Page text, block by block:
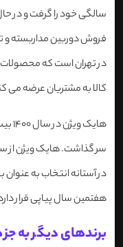
سالگی خود را گرفت و در
فروش دوربین مداربسته و
در تهران است که محصولات
کالا به مشتریان عرضه می
در آستانه انتخاب به عنوان
هفتمین سال پیاپی قرار
برندهای دیگر به